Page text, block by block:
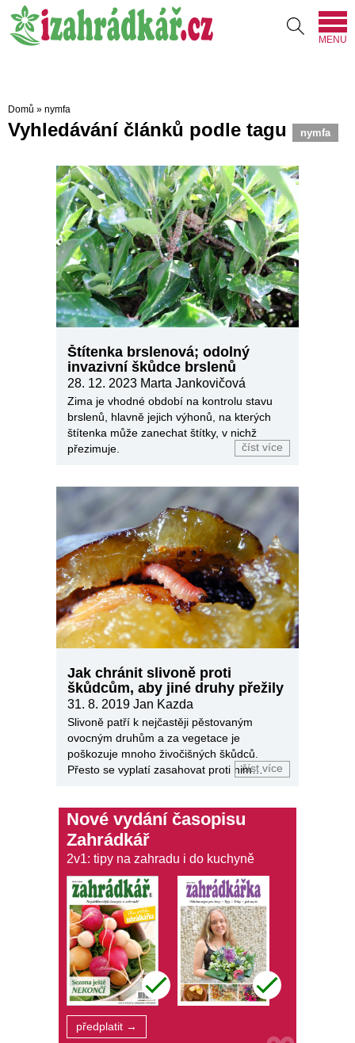
MENU
Domů » nymfa
Vyhledávání článků podle tagu nymfa
Štítenka brslenová; odolný
invazivní škůdce brslenů
28. 12. 2023 Marta Jankovičová
Zima je vhodné období na kontrolu stavu
brslenů, hlavně jejich výhonů, na kterých
štítenka může zanechat štítky, v nichž
přezimuje.
číst více
Jak chránit slivoně proti
škůdcům, aby jiné druhy přežily
31. 8. 2019 Jan Kazda
Slivoně patří k nejčastěji pěstovaným
ovocným druhům a za vegetace je
poškozuje mnoho živočišných škůdců.
Přesto se vyplatí zasahovat proti nimčíst více
Nové vydání časopisu
Zahrádkář
2v1: tipy na zahradu i do kuchyně
předplatit →